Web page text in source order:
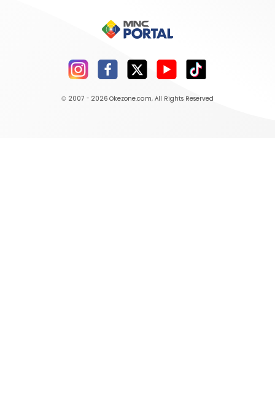
© 2007 - 2026 Okezone.com, All Rights Reserved